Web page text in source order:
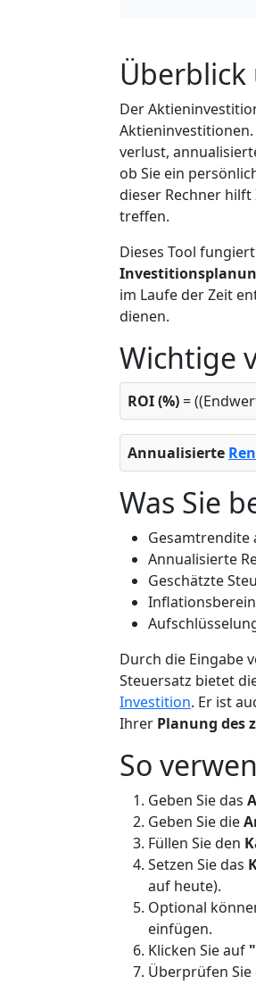
Der
verlust,
ob Sie ein
dieser Rechner
treffen.
Dieses Tool
im Laufe der Zeit
dienen.
Wichtige
ROI (%)=
Annualisierte
Was Sie
Gesamtrendite
Annualisierte
Geschätzte
Durch die Eingabe
Steuersatz bietet
Investition. Er ist
Ihrer Planung des
So
Geben Sie das
Geben Sie die
Füllen Sie den
Setzen Sie das
auf heute).
Optional
einfügen.
Klicken Sie auf
Überprüfen Sie